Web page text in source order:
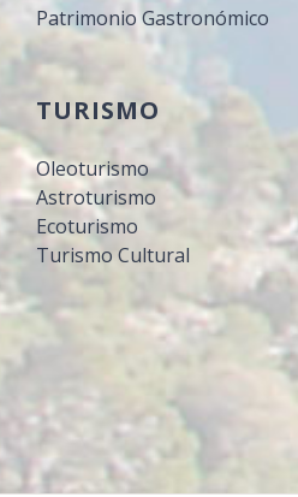
Patrimonio Gastronómico
TURISMO
Oleoturismo
Astroturismo
Ecoturismo
Turismo Cultural